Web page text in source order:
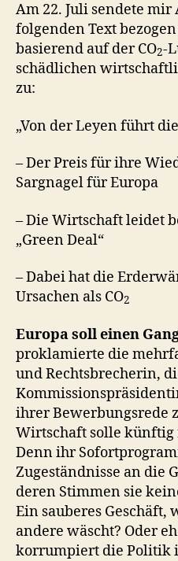
Am 22. Juli sendete
folgenden Text
basierend auf der CO2-
schädlichen
zu:
„Von der Leyen führt
– Der Preis für ihre
Sargnagel für Europa
– Die Wirtschaft leidet
„Green Deal“
– Dabei hat die
Ursachen als CO2
Europa soll einen
proklamierte die
und Rechtsbrecherin,
ihrer Bewerbungsrede
Wirtschaft solle
Denn ihr
Zugeständnisse an die
deren Stimmen sie
Ein sauberes Geschäft,
andere wäscht? Oder
korrumpiert die Politik